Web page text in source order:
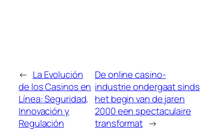
← La Evolución
de los Casinos en
Línea: Seguridad,
Innovación y
Regulación
De online casino-
industrie ondergaat sinds
het begin van de jaren
2000 een spectaculaire
transformat →